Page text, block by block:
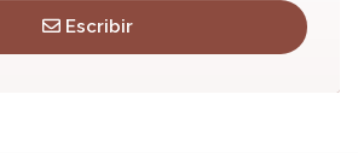
Escribir